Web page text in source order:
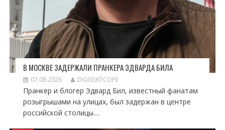
В МОСКВЕ ЗАДЕРЖАЛИ ПРАНКЕРА ЭДВАРДА БИЛА
07.08.2026 DIGIS567COPE
Пранкер и блогер Эдвард Бил, известный фанатам
розыгрышами на улицах, был задержан в центре
российской столицы....